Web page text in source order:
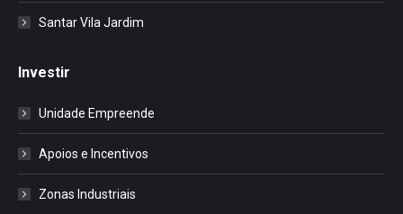
Santar Vila Jardim
Investir
Unidade Empreende
Apoios e Incentivos
Zonas Industriais